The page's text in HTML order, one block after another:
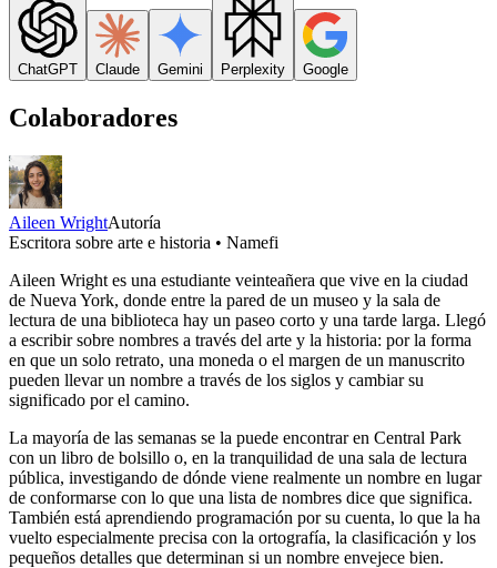
ChatGPT Claude Gemini Perplexity Google
Colaboradores
Aileen WrightAutoría
Escritora sobre arte e historia • Namefi
Aileen Wright es una estudiante veinteañera que vive en la ciudad
de Nueva York, donde entre la pared de un museo y la sala de
lectura de una biblioteca hay un paseo corto y una tarde larga. Llegó
a escribir sobre nombres a través del arte y la historia: por la forma
en que un solo retrato, una moneda o el margen de un manuscrito
pueden llevar un nombre a través de los siglos y cambiar su
significado por el camino.
La mayoría de las semanas se la puede encontrar en Central Park
con un libro de bolsillo o, en la tranquilidad de una sala de lectura
pública, investigando de dónde viene realmente un nombre en lugar
de conformarse con lo que una lista de nombres dice que significa.
También está aprendiendo programación por su cuenta, lo que la ha
vuelto especialmente precisa con la ortografía, la clasificación y los
pequeños detalles que determinan si un nombre envejece bien.